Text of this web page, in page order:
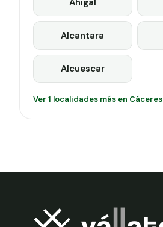
Alcantara
Alcuescar
Ver 1 localidades más en Cáceres